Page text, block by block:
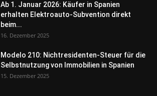
Ab 1. Januar 2026: Käufer in Spanien
erhalten Elektroauto-Subvention direkt
beim...
16. Dezember 2025
Modelo 210: Nichtresidenten-Steuer für die
Selbstnutzung von Immobilien in Spanien
15. Dezember 2025